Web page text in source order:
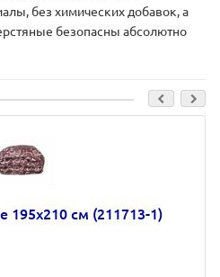
без химических добавок, а
безопасны абсолютно
см (211713-1)